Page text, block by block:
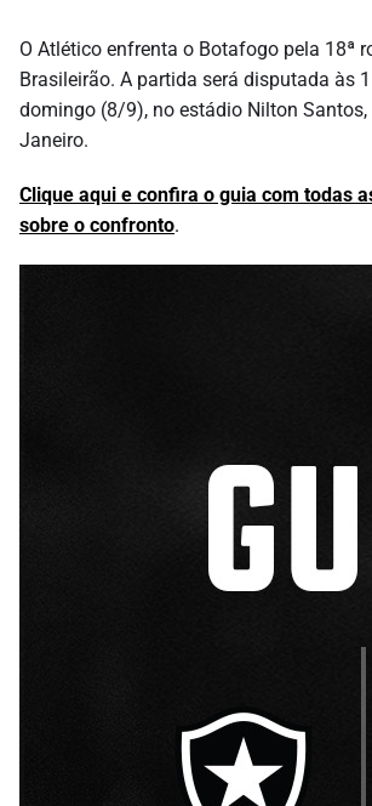
O Atlético enfrenta o Botafogo pela 18ª
Brasileirão. A partida será disputada às
domingo (8/9), no estádio Nilton Santos,
Janeiro.
Clique aqui e confira o guia com todas
sobre o confronto.